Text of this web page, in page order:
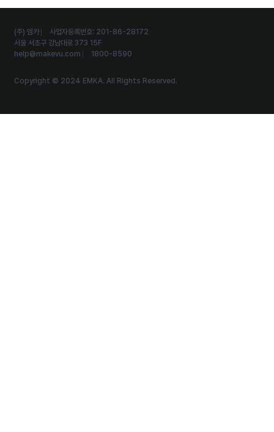
(주) 엠카 ⎸ 사업자등록번호: 201-86-28172
서울 서초구 강남대로 373 15F
help@makevu.com ⎸ 1800-8590
Copyright © 2024 EMKA. All Rights Reserved.